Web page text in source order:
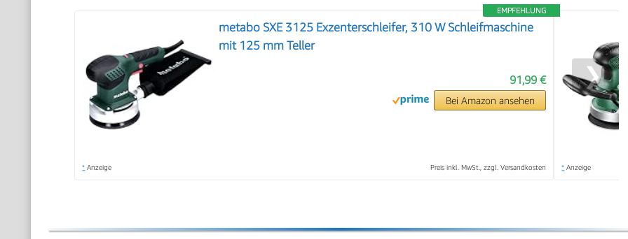
EMPFEHLUNG
metabo SXE 3125 Exzenterschleifer, 310 W Schleifmaschine
mit 125 mm Teller
91,99 €
Bei Amazon ansehen
* Anzeige Preis inkl. MwSt., zzgl. Versandkosten * Anzeige
❯